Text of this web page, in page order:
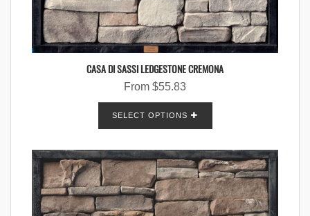
CASA DI SASSI LEDGESTONE CREMONA
From $55.83
SELECT OPTIONS